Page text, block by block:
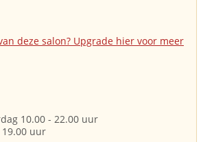
deze salon? Upgrade hier voor meer
10.00 - 22.00 uur
19.00 uur